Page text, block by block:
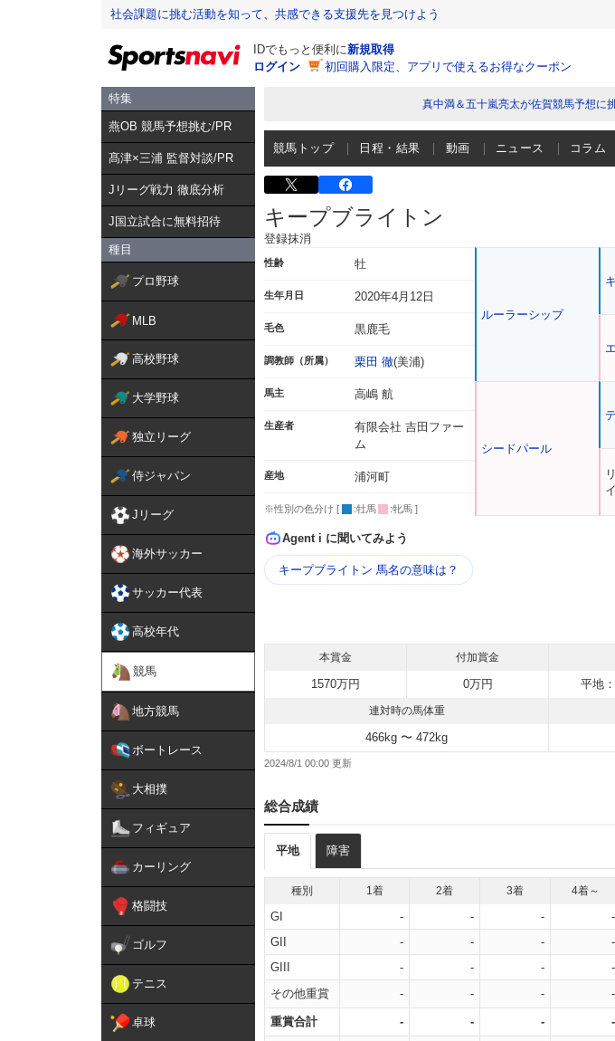
社会課題に挑む活動を知って、共感できる支援先を見つけよう
IDでもっと便利に新規取得
ログイン
初回購入限定、アプリで使えるお得なクーポン
特集
燕OB 競馬予想挑む/PR
髙津×三浦 監督対談/PR
Jリーグ戦力 徹底分析
J国立試合に無料招待
種目
プロ野球
MLB
高校野球
大学野球
独立リーグ
侍ジャパン
Jリーグ
海外サッカー
サッカー代表
高校年代
競馬
地方競馬
ボートレース
大相撲
フィギュア
カーリング
格闘技
ゴルフ
テニス
卓球
真中満＆五十嵐亮太が佐賀競馬予想に
競馬トップ 日程・結果 動画 ニュース コラム
キープブライトン
登録抹消
性齢 牡
生年月日 2020年4月12日
毛色 黒鹿毛
調教師（所属） 栗田 徹(美浦)
馬主 高嶋 航
生産者
有限会社 吉田ファー
ム
産地 浦河町
※性別の色分け [ :牡馬 :牝馬 ]
ルーラーシップ
シードパール
Agent i に聞いてみよう
キープブライトン 馬名の意味は？
本賞金 付加賞金
1570万円 0万円 平地
連対時の馬体重
466kg 〜 472kg
2024/8/1 00:00
総合成績
平地 障害
種別 1着 2着 3着 4着～
GI - - - -
GII
- - - -
GIII
- - - -
その他重賞
- - - -
重賞合計 - - - -